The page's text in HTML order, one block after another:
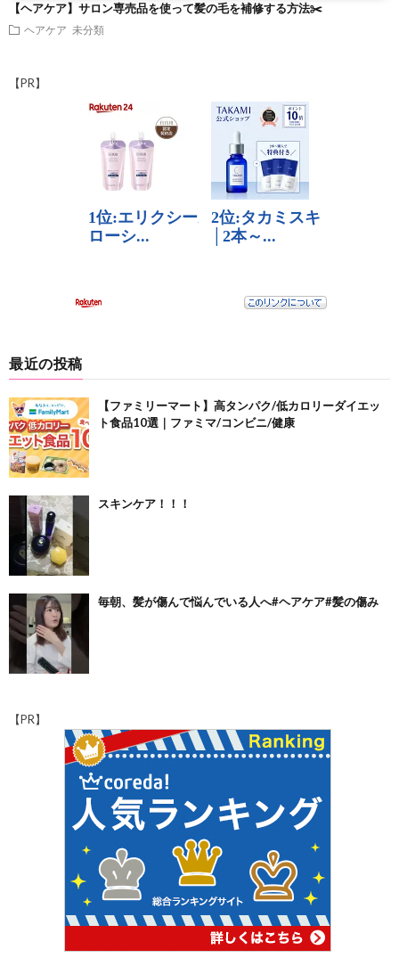
【ヘアケア】サロン専売品を使って髪の毛を補修する方法✂️
ヘアケア 未分類
【PR】
最近の投稿
【ファミリーマート】高タンパク/低カロリーダイエッ
ト食品10選｜ファミマ/コンビニ/健康
スキンケア！！！
毎朝、髪が傷んで悩んでいる人へ#ヘアケア#髪の傷み
【PR】